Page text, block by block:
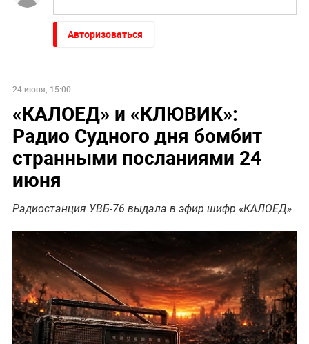
Авторизоваться
24 июня, 15:00
«КАЛОЕД» и «КЛЮВИК»:
Радио Судного дня бомбит
странными посланиями 24
июня
Радиостанция УВБ-76 выдала в эфир шифр «КАЛОЕД»